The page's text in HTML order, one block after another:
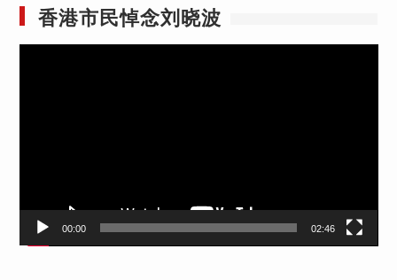
香港市民悼念刘晓波
00:00 02:46